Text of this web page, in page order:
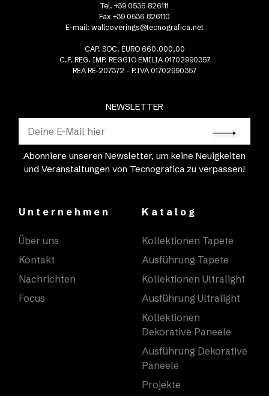
NEWSLETTER
Abonniere unseren Newsletter, um keine Neuigkeiten
und Veranstaltungen von Tecnografica zu verpassen!
Tel. +39 0536 826111
Fax +39 0536 826110
E-mail: wallcoverings@tecnografica.net
CAP. SOC. EURO 660.000,00
C.F. REG. IMP. REGGIO EMILIA 01702990357
REA RE-207372 - P.IVA 01702990357
Unternehmen
Über uns
Kontakt
Nachrichten
Focus
Katalog
Kollektionen Tapete
Ausführung Tapete
Kollektionen Ultralight
Ausführung Ultralight
Kollektionen
Dekorative Paneele
Ausführung Dekorative
Paneele
Projekte